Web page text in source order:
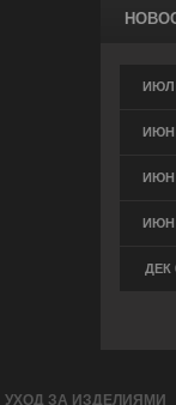
ИЮЛ
ИЮН
ИЮН
ИЮН
ДЕК
УХОД ЗА ИЗДЕЛИЯМИ